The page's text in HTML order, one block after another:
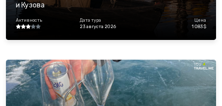
и Кузова
Активность
Дата тура
23 августа 2026
Цена
1 083 $